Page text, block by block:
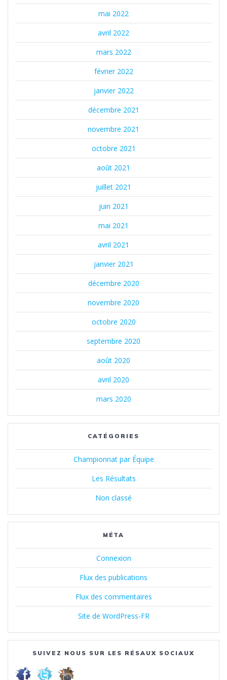
mai 2022
avril 2022
mars 2022
février 2022
janvier 2022
décembre 2021
novembre 2021
octobre 2021
août 2021
juillet 2021
juin 2021
mai 2021
avril 2021
janvier 2021
décembre 2020
novembre 2020
octobre 2020
septembre 2020
août 2020
avril 2020
mars 2020
CATÉGORIES
Championnat par Équipe
Les Résultats
Non classé
MÉTA
Connexion
Flux des publications
Flux des commentaires
Site de WordPress-FR
SUIVEZ NOUS SUR LES RÉSAUX SOCIAUX